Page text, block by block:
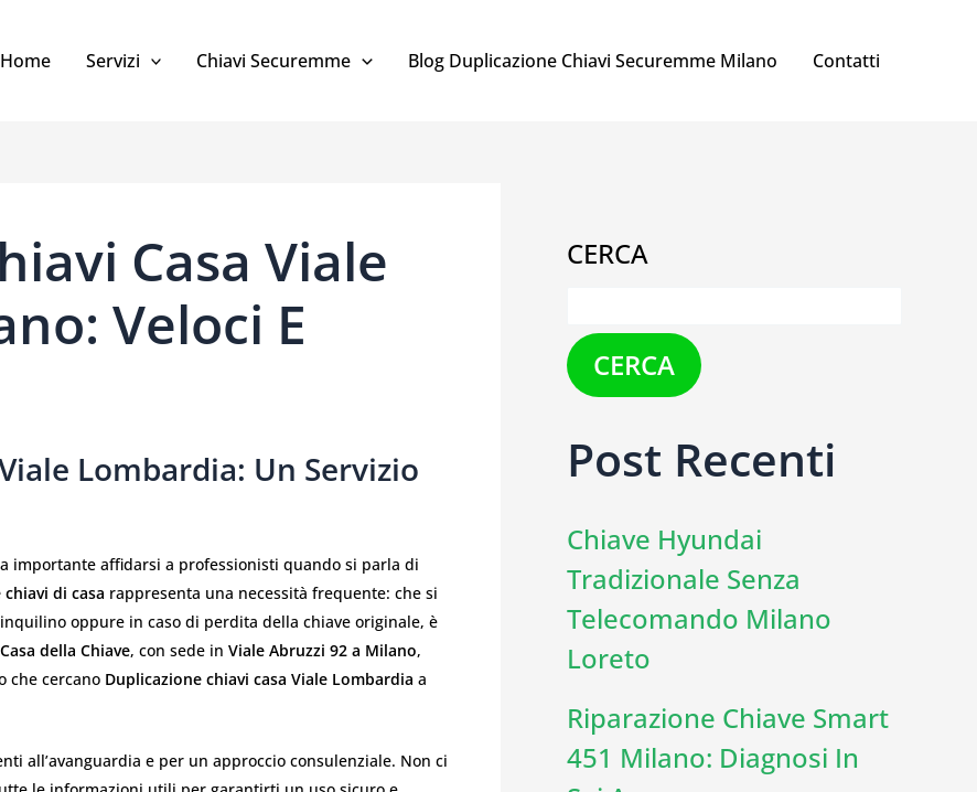
Home Servizi Chiavi Securemme Blog Duplicazione Chiavi Securemme Milano Contatti
Casa Viale
Veloci E
Lombardia: Un Servizio
importante affidarsi a professionisti quando si parla di
di casa rappresenta una necessità frequente: che si
oppure in caso di perdita della chiave originale, è
della Chiave, con sede in Viale Abruzzi 92 a Milano,
che cercano Duplicazione chiavi casa Viale Lombardia a
all’avanguardia e per un approccio consulenziale. Non ci
CERCA
CERCA
Post Recenti
Chiave Hyundai
Tradizionale Senza
Telecomando Milano
Loreto
Riparazione Chiave Smart
451 Milano: Diagnosi In